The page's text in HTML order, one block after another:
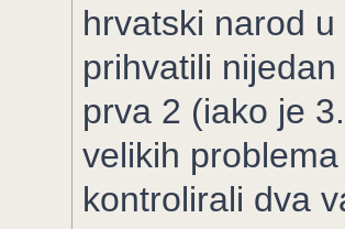
hrvatski narod
prihvatili
prva 2 (iako je
velikih
kontrolirali dva